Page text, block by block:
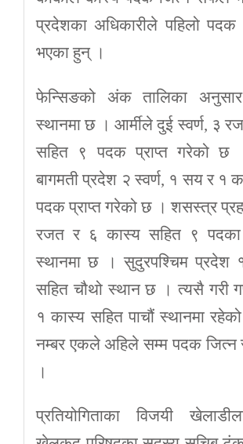
प्रदेशका अधिकारीले पहिलो
भएका हुन् ।
फेन्सिङको अंक तालिका अनुसार
स्थानमा छ । आर्मीले दुई स्वर्ण, ३
सहित ९ पदक प्राप्त गरेको छ
बागमती प्रदेश २ स्वर्ण, १ सय र १
पदक प्राप्त गरेको छ । शसस्त्र
रजत र ६ कास्य सहित ९
स्थानमा छ । सुदुरपश्चिम प्रदेश
सहित चौथो स्थान छ । त्यसै गरी
१ कास्य सहित पाचौं स्थानमा
नम्बर एकले अहिले सम्म पदक
।
प्रतियोगिताका विजयी